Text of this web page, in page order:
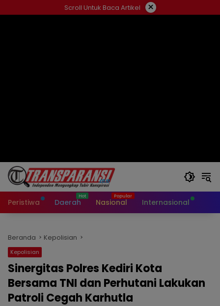
ke
Scroll Untuk Baca Artikel ×
Peristiwa Daerah Nasional Internasional
Beranda Kepolisian
Kepolisian
Sinergitas Polres Kediri Kota
Bersama TNI dan Perhutani Lakukan
Patroli Cegah Karhutla